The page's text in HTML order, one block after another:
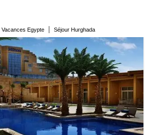
Vacances Egypte | Séjour Hurghada